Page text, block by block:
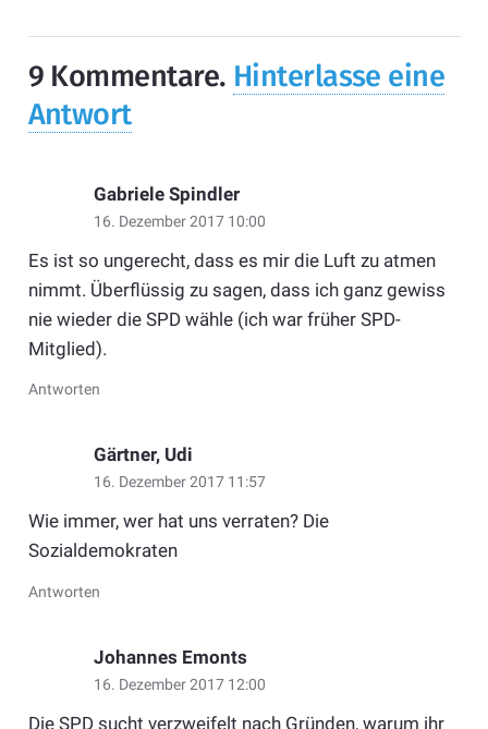
9 Kommentare. Hinterlasse eine
Antwort
Gabriele Spindler
16. Dezember 2017 10:00
Es ist so ungerecht, dass es mir die Luft zu atmen
nimmt. Überflüssig zu sagen, dass ich ganz gewiss
nie wieder die SPD wähle (ich war früher SPD-
Mitglied).
Antworten
Gärtner, Udi
16. Dezember 2017 11:57
Wie immer, wer hat uns verraten? Die
Sozialdemokraten
Antworten
Johannes Emonts
16. Dezember 2017 12:00
Die SPD sucht verzweifelt nach Gründen, warum ihr